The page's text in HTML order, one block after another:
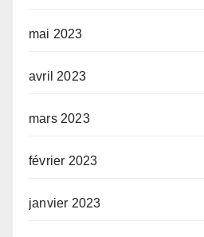
mai 2023
avril 2023
mars 2023
février 2023
janvier 2023